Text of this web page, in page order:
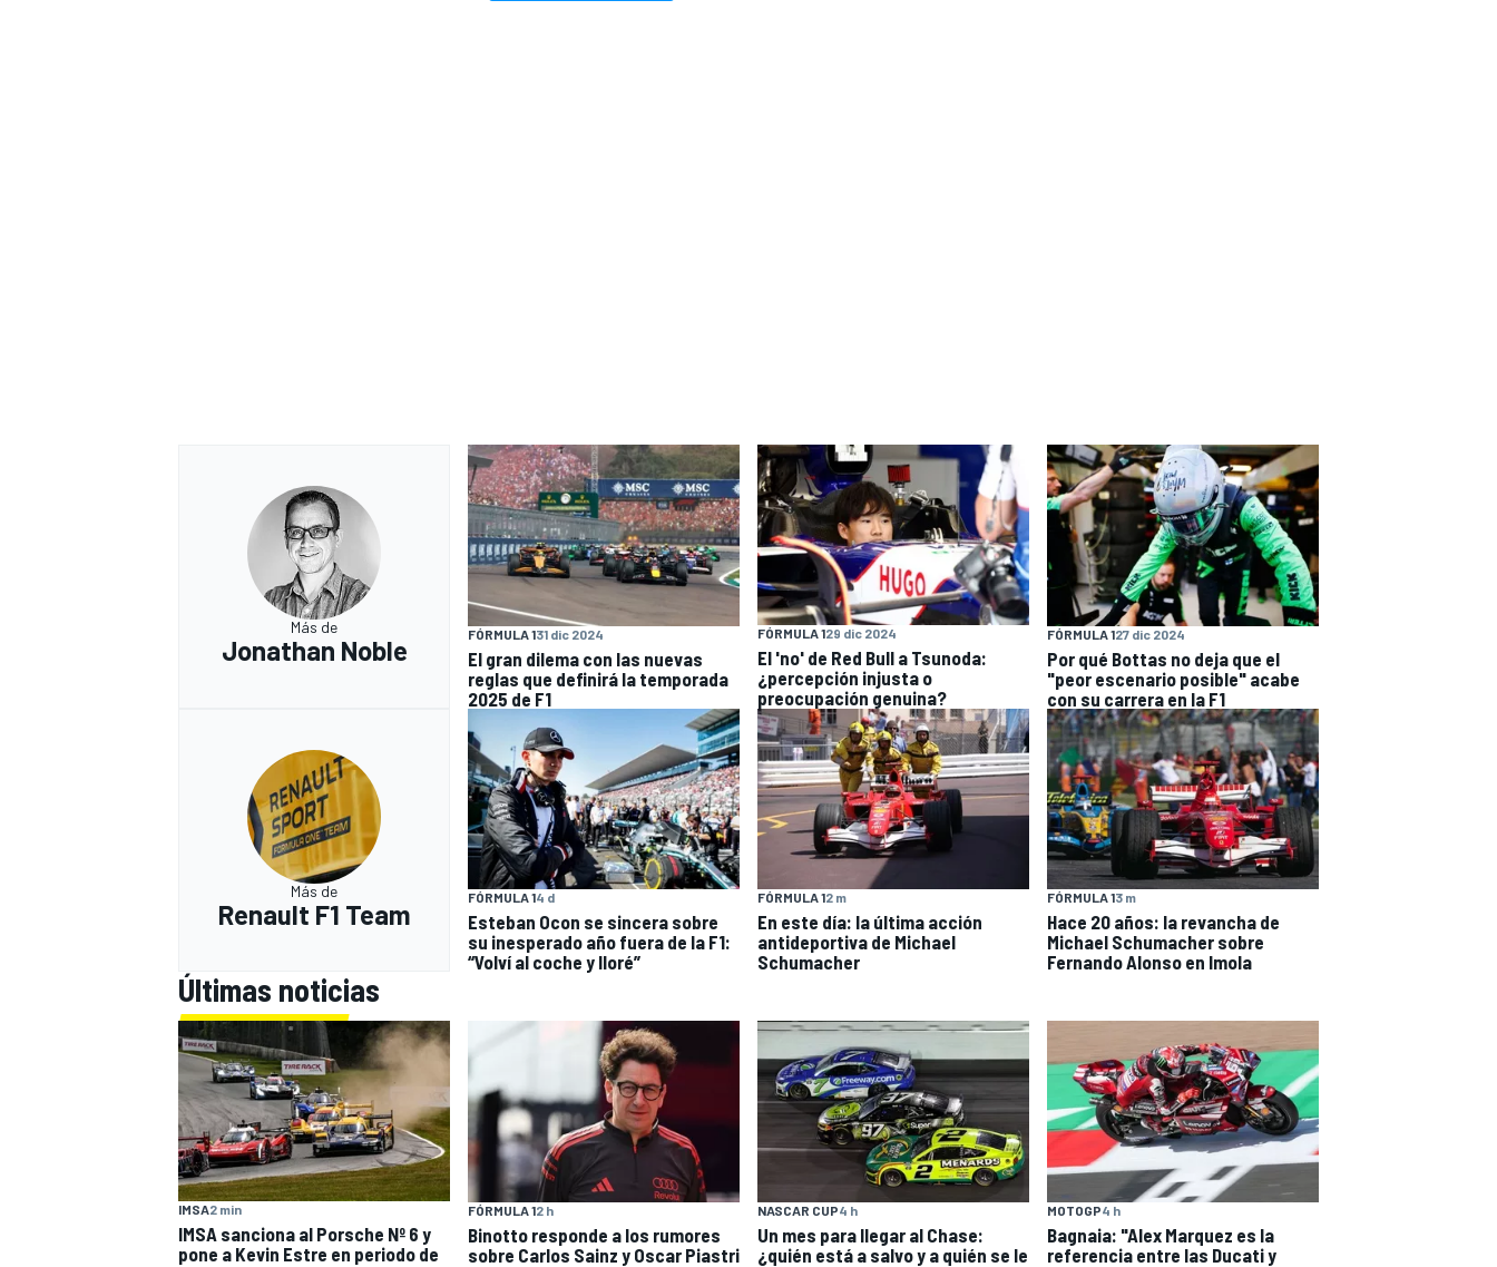
MÁS CATEGORÍAS
Más de
Jonathan Noble
FÓRMULA 131 dic 2024
El gran dilema con las nuevas
reglas que definirá la temporada
2025 de F1
FÓRMULA 129 dic 2024
El 'no' de Red Bull a Tsunoda:
¿percepción injusta o
preocupación genuina?
FÓRMULA 127 dic 2024
Por qué Bottas no deja que el
"peor escenario posible" acabe
con su carrera en la F1
Más de
Renault F1 Team
FÓRMULA 14 d
Esteban Ocon se sincera sobre
su inesperado año fuera de la F1:
“Volví al coche y lloré”
FÓRMULA 12 m
En este día: la última acción
antideportiva de Michael
Schumacher
FÓRMULA 13 m
Hace 20 años: la revancha de
Michael Schumacher sobre
Fernando Alonso en Imola
Últimas noticias
IMSA2 min
IMSA sanciona al Porsche Nº 6 y
pone a Kevin Estre en periodo de
FÓRMULA 12 h
Binotto responde a los rumores
sobre Carlos Sainz y Oscar Piastri
NASCAR CUP4 h
Un mes para llegar al Chase:
¿quién está a salvo y a quién se le
MOTOGP4 h
Bagnaia: "Alex Marquez es la
referencia entre las Ducati y